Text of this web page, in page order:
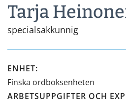
Tarja
specialsakkunnig
ENHET:
Finska ordboksenheten
ARBETSUPPGIFTER OCH